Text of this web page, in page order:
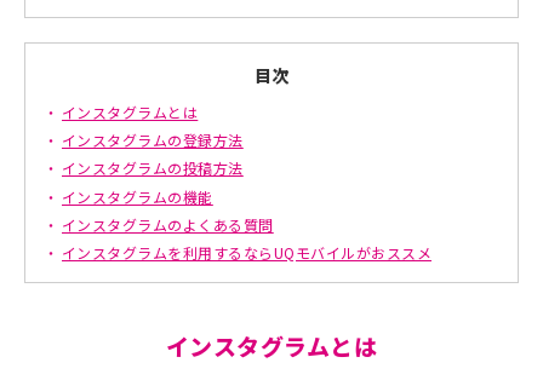
目次
インスタグラムとは
インスタグラムの登録方法
インスタグラムの投稿方法
インスタグラムの機能
インスタグラムのよくある質問
インスタグラムを利用するならUQモバイルがおススメ
インスタグラムとは